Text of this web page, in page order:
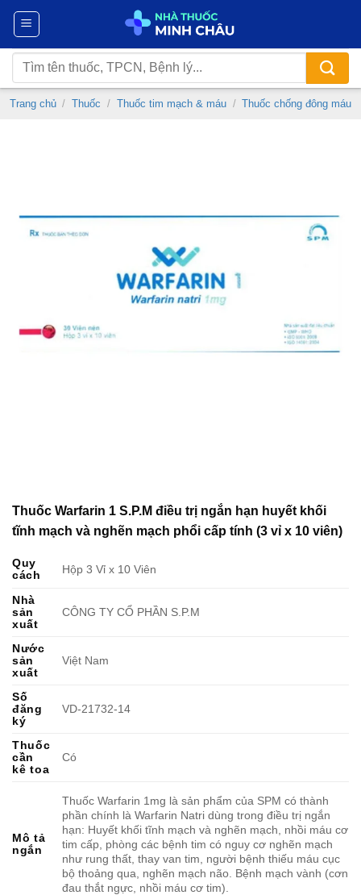
Chuyển
nội
dung
Tìm
kiếm:
Trang chủ / Thuốc / Thuốc tim mạch & máu / Thuốc chống đông máu
Thuốc Warfarin 1 S.P.M điều trị ngắn hạn huyết khối
tĩnh mạch và nghẽn mạch phổi cấp tính (3 vỉ x 10 viên)
Quy
cách
Hộp 3 Vỉ x 10 Viên
Nhà
sản
xuất
CÔNG TY CỔ PHẦN S.P.M
Nước
sản
xuất
Việt Nam
Số
đăng
ký
VD-21732-14
Thuốc
cần
kê toa
Có
Mô tả
ngắn
Thuốc Warfarin 1mg là sản phẩm của SPM có thành
phần chính là Warfarin Natri dùng trong điều trị ngắn
hạn: Huyết khối tĩnh mạch và nghẽn mạch, nhồi máu cơ
tim cấp, phòng các bệnh tim có nguy cơ nghẽn mạch
như rung thất, thay van tim, người bệnh thiếu máu cục
bộ thoảng qua, nghẽn mạch não. Bệnh mạch vành (cơn
đau thắt ngực, nhồi máu cơ tim).